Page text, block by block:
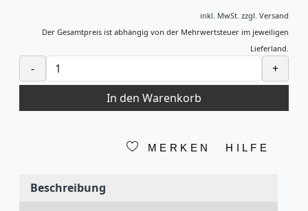
inkl. MwSt. zzgl. Versand
Der Gesamtpreis ist abhängig von der Mehrwertsteuer im jeweiligen
Lieferland.
-
+
In den Warenkorb
MERKEN HILFE
Beschreibung